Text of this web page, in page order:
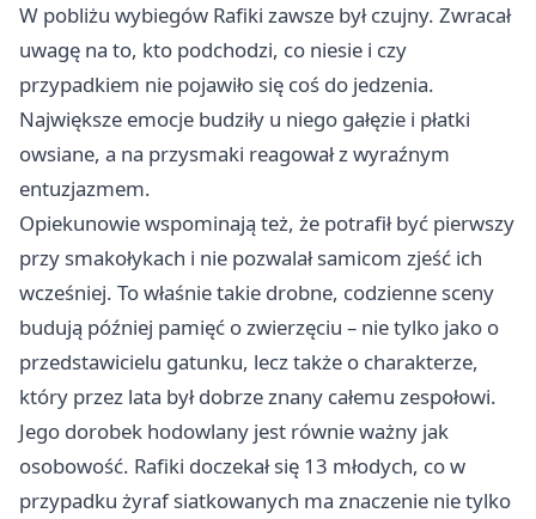
W pobliżu wybiegów Rafiki zawsze był czujny. Zwracał
uwagę na to, kto podchodzi, co niesie i czy
przypadkiem nie pojawiło się coś do jedzenia.
Największe emocje budziły u niego gałęzie i płatki
owsiane, a na przysmaki reagował z wyraźnym
entuzjazmem.
Opiekunowie wspominają też, że potrafił być pierwszy
przy smakołykach i nie pozwalał samicom zjeść ich
wcześniej. To właśnie takie drobne, codzienne sceny
budują później pamięć o zwierzęciu – nie tylko jako o
przedstawicielu gatunku, lecz także o charakterze,
który przez lata był dobrze znany całemu zespołowi.
Jego dorobek hodowlany jest równie ważny jak
osobowość. Rafiki doczekał się 13 młodych, co w
przypadku żyraf siatkowanych ma znaczenie nie tylko